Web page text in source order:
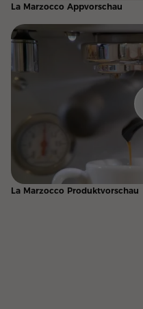
La Marzocco Appvorschau
La Marzocco Produktvorschau